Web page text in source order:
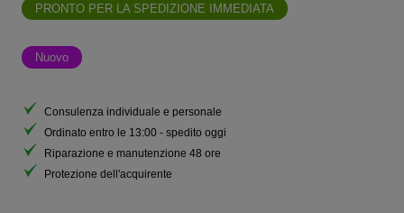
PRONTO PER LA SPEDIZIONE IMMEDIATA
Nuovo
Consulenza individuale e personale
Ordinato entro le 13:00 - spedito oggi
Riparazione e manutenzione 48 ore
Protezione dell'acquirente